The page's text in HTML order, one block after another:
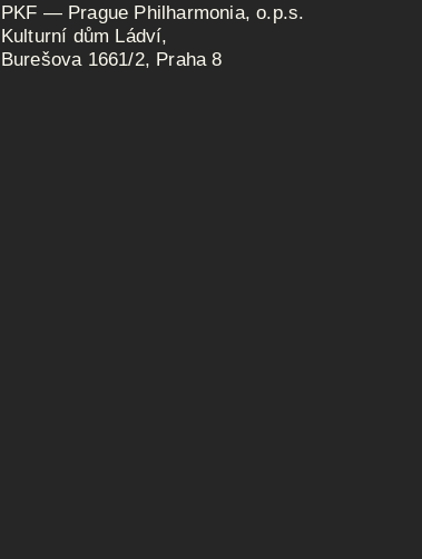
PKF — Prague Philharmonia, o.p.s.
Kulturní dům Ládví,
Burešova 1661/2, Praha 8